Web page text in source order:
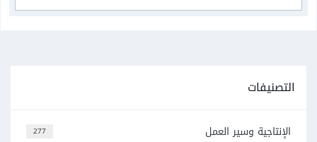
التصنيفات
277 الإنتاجية وسير العمل